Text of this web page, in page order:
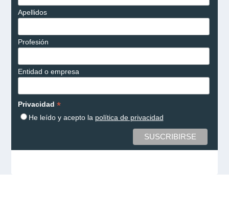
Apellidos
Profesión
Entidad o empresa
Privacidad *
He leído y acepto la política de privacidad